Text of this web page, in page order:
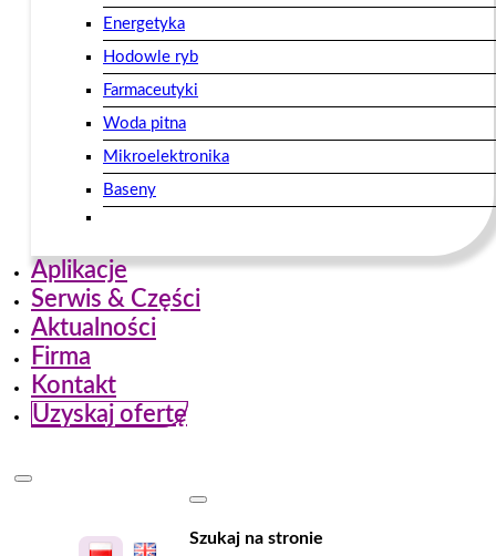
Energetyka
Hodowle ryb
Farmaceutyki
Woda pitna
Mikroelektronika
Baseny
Aplikacje
Serwis & Części
Aktualności
Firma
Kontakt
Uzyskaj ofertę
Szukaj na stronie